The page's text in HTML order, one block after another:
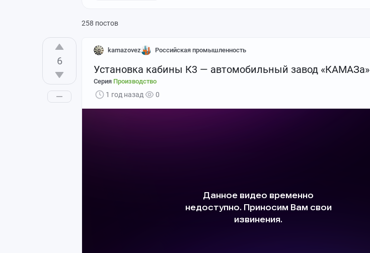
258 постов
6
kamazovez Российская промышленность
Установка кабины К3 — автомобильный завод «КАМАЗа»
Серия Производство
1 год назад 0